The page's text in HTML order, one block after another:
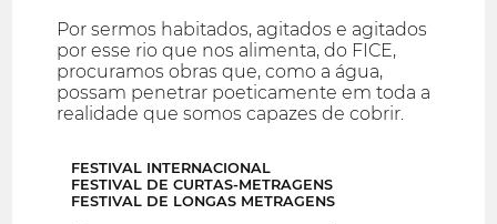
Por sermos habitados, agitados e agitados
por esse rio que nos alimenta, do FICE,
procuramos obras que, como a água,
possam penetrar poeticamente em toda a
realidade que somos capazes de cobrir.
FESTIVAL INTERNACIONAL
FESTIVAL DE CURTAS-METRAGENS
FESTIVAL DE LONGAS METRAGENS